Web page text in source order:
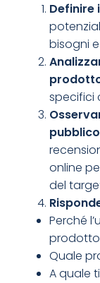
Definire
bisogni
specifici
online
del
Perché
prodotto
Quale
A quale